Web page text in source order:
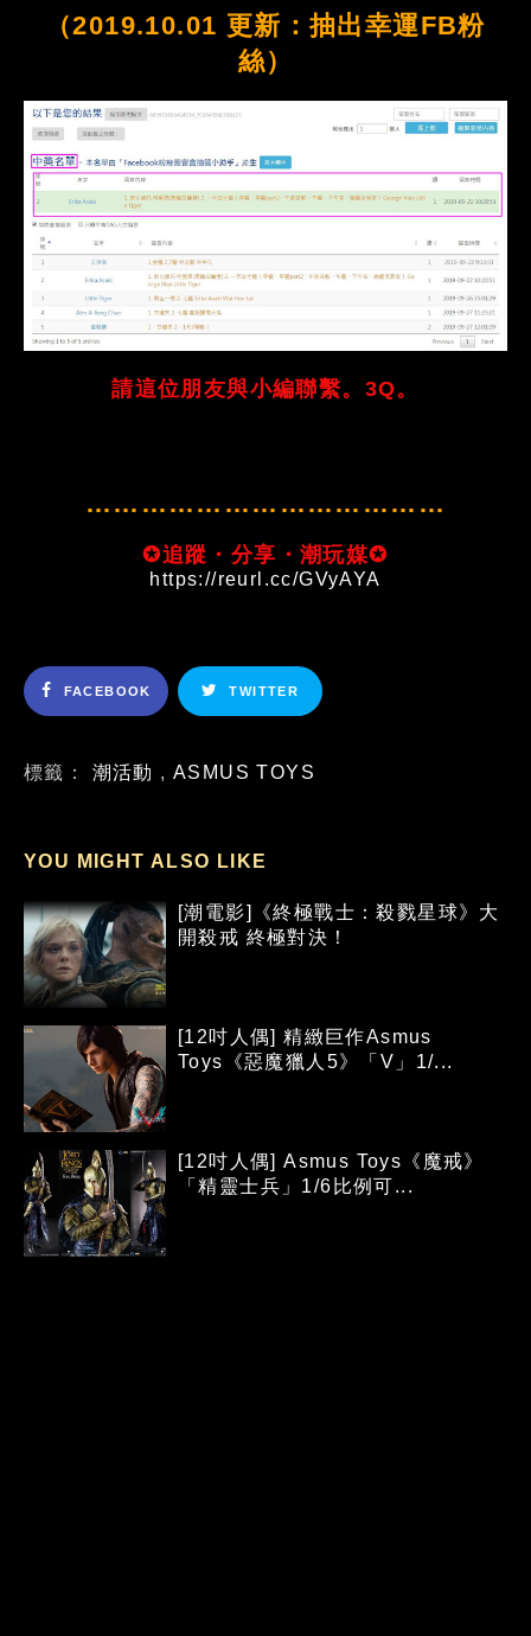
（2019.10.01 更新：抽出幸運FB粉
絲）
請這位朋友與小編聯繫。3Q。
…………………………………
✪追蹤・分享・潮玩媒✪
https://reurl.cc/GVyAYA
FACEBOOK TWITTER
標籤： 潮活動 ,ASMUS TOYS
YOU MIGHT ALSO LIKE
[潮電影]《終極戰士：殺戮星球》大
開殺戒 終極對決！
[12吋人偶] 精緻巨作Asmus
Toys《惡魔獵人5》「V」1/...
[12吋人偶] Asmus Toys《魔戒》
「精靈士兵」1/6比例可...